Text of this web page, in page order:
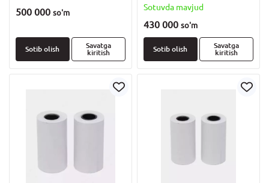
500 000 so'm
Sotib olish
Savatga
kiritish
Sotuvda mavjud
430 000 so'm
Sotib olish
Savatga
kiritish